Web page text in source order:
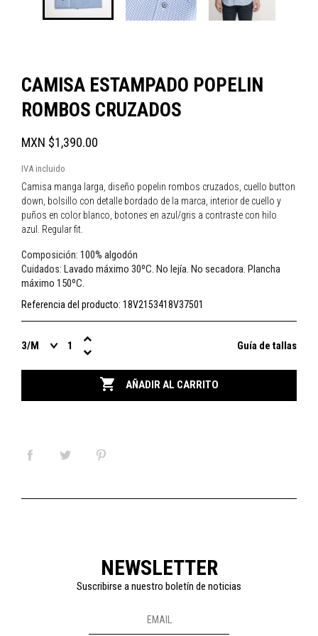
CAMISA ESTAMPADO POPELIN
ROMBOS CRUZADOS
MXN $1,390.00
IVA incluido
Camisa manga larga, diseño popelin rombos cruzados, cuello button
down, bolsillo con detalle bordado de la marca, interior de cuello y
puños en color blanco, botones en azul/gris a contraste con hilo
azul. Regular fit.
Composición: 100% algodón
Cuidados: Lavado máximo 30ºC. No lejía. No secadora. Plancha
máximo 150ºC.
Referencia del producto: 18V2153418V37501
Guía de tallas
 AÑADIR AL CARRITO
NEWSLETTER
Suscribirse a nuestro boletín de noticias